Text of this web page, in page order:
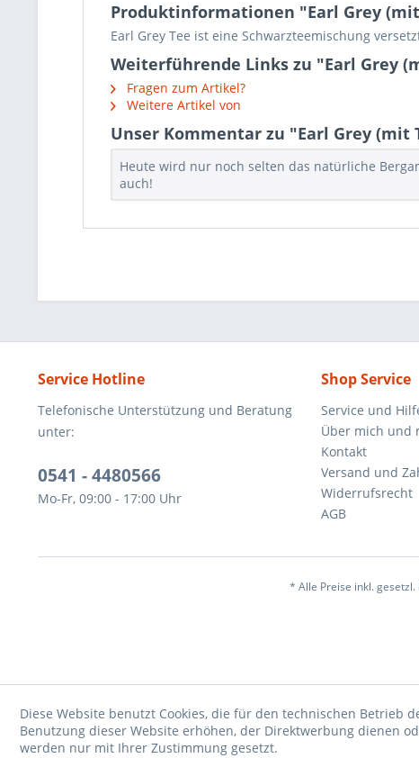
Produktinformationen "Earl Grey
Earl Grey Tee ist eine Schwarzteemischung
Weiterführende Links zu "Earl Grey
Fragen zum Artikel?
Weitere Artikel von
Unser Kommentar zu "Earl Grey (mit
Heute wird nur noch selten das natürliche
auch!
Service Hotline
Telefonische Unterstützung und Beratung
unter:
0541 - 4480566
Mo-Fr, 09:00 - 17:00 Uhr
Shop Service
Service und
Über mich und
Kontakt
Versand und
Widerrufsrecht
AGB
* Alle Preise inkl.
Diese Website benutzt Cookies, die für den technischen Betrieb
Benutzung dieser Website erhöhen, der Direktwerbung dienen
werden nur mit Ihrer Zustimmung gesetzt.